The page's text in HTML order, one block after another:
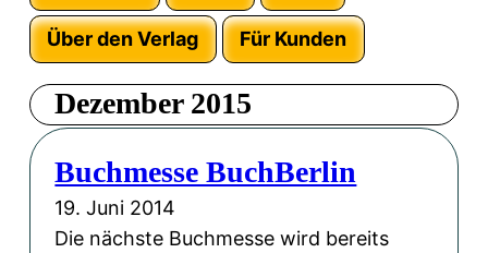
Über den Verlag Für Kunden
Dezember 2015
Buchmesse BuchBerlin
19. Juni 2014
Die nächste Buchmesse wird bereits